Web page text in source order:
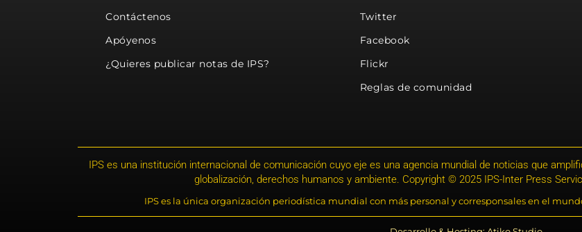
Contáctenos
Apóyenos
¿Quieres publicar notas de IPS?
Twitter
Facebook
Flickr
Reglas de comunidad
IPS es una institución internacional de comunicación cuyo eje es una agencia mundial de noticias que
globalización, derechos humanos y ambiente. Copyright © 2025 IPS-Inter Press
IPS es la única organización periodística mundial con más personal y corresponsales en el